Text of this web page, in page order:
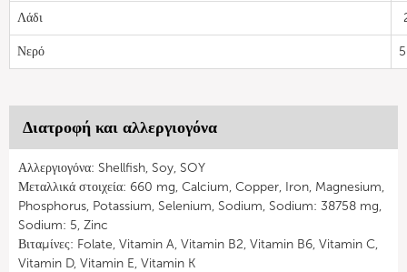
Λάδι
Νερό
Διατροφή και αλλεργιογόνα
Αλλεργιογόνα: Shellfish, Soy, SOY
Μεταλλικά στοιχεία: 660 mg, Calcium, Copper, Iron, Magnesium,
Phosphorus, Potassium, Selenium, Sodium, Sodium: 38758 mg,
Sodium: 5, Zinc
Βιταμίνες: Folate, Vitamin A, Vitamin B2, Vitamin B6, Vitamin C,
Vitamin D, Vitamin E, Vitamin K